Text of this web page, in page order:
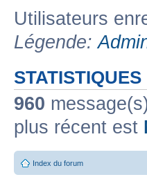
Utilisateurs
Légende:
STATISTIQUES
960
plus récent est
Index du forum